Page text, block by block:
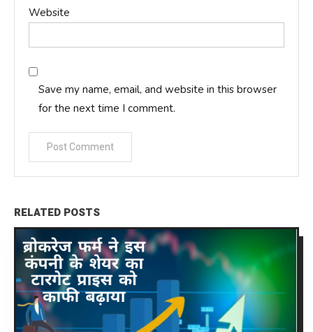
Website
Save my name, email, and website in this browser
for the next time I comment.
RELATED POSTS